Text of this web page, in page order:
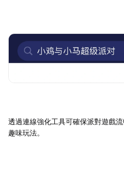
透過連線強化工具可確保派對遊戲
趣味玩法。